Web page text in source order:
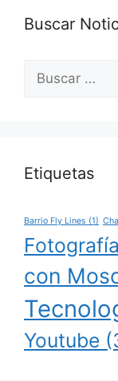
Buscar
Etiquetas
Barrio Fly Lines (1)
Fotografía
con
Youtube